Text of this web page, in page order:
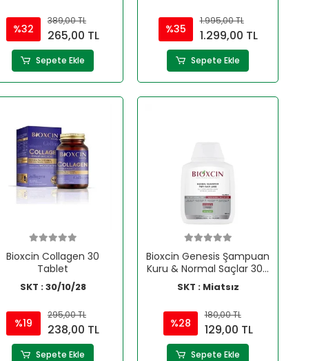
%32
389,00 TL
265,00 TL
Sepete Ekle
%35
1.995,00 TL
1.299,00 TL
Sepete Ekle
Bioxcin Collagen 30
Tablet
SKT : 30/10/28
%19
295,00 TL
238,00 TL
Sepete Ekle
Bioxcin Genesis Şampuan
Kuru & Normal Saçlar 300
ml
SKT : Miatsız
%28
180,00 TL
129,00 TL
Sepete Ekle